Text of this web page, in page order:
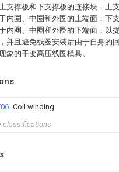
支撑板和下支撑板的连接块，上
内圈、中圈和外圈的上端面；下
内圈、中圈和外圈的下端面，以
并且避免线圈安装后由于自身的
象的干变高压线圈模具。
Coil winding
classifications